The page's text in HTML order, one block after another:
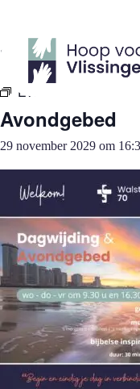
inhoud
« Alle Evenementen
Evenementenreeks:
Avondgebed
29 november 2029 om